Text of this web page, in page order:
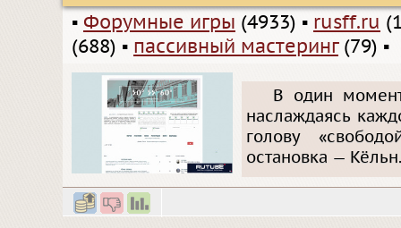
▪ Форумные игры (4933) ▪ rusff.ru
(688) ▪ пассивный мастеринг(79) ▪
В один момент
наслаждаясь
голову
остановка — Кёльн.